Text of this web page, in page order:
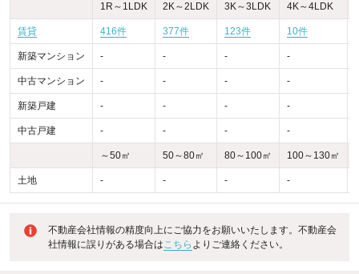
1R～1LDK 2K～2LDK 3K～3LDK 4K～4LDK
賃貸 416件 377件 123件 10件
新築マンション - - - -
中古マンション - - - -
新築戸建 - - - -
中古戸建 - - - -
～50㎡ 50～80㎡ 80～100㎡ 100～130㎡
土地 - - - -
不動産会社情報の精度向上にご協力をお願いいたします。不動産会
社情報に誤りがある場合はこちら よりご連絡ください。